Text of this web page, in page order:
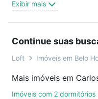
oferta ideal de Imóveis
Carlos Prates, Belo
videochamada, é
ainda conta com mais
de imóveis.
Exibir mais
Continue suas
Loft Imóveis em Belo
Mais imóveis em
Imóveis com 2 dormitórios